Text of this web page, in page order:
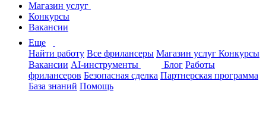
Магазин услуг
Конкурсы
Вакансии
Еще
Найти работу Все фрилансеры Магазин услуг Конкурсы
Вакансии AI-инструменты Блог Работы
фрилансеров Безопасная сделка Партнерская программа
База знаний Помощь